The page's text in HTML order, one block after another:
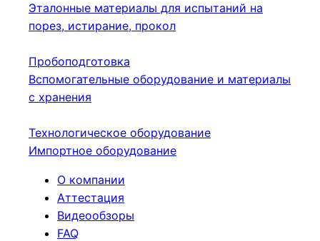
Эталонные материалы для испытаний на
порез, истирание, прокол
Пробоподготовка
Вспомогательные оборудование и материалы
с хранения
Технологическое оборудование
Импортное оборудование
О компании
Аттестация
Видеообзоры
FAQ